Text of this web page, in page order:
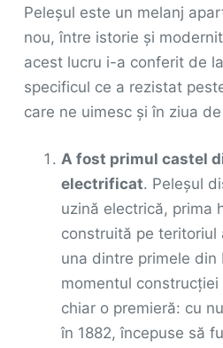
Peleșul este un melanj
nou, între istorie și
acest lucru i-a conferit de
specificul ce a rezistat
care ne uimesc și în ziua
A fost primul castel
electrificat. Peleșul
uzină electrică, prima
construită pe teritoriul
una dintre primele din
momentul construcției
chiar o premieră: cu
în 1882, începuse să